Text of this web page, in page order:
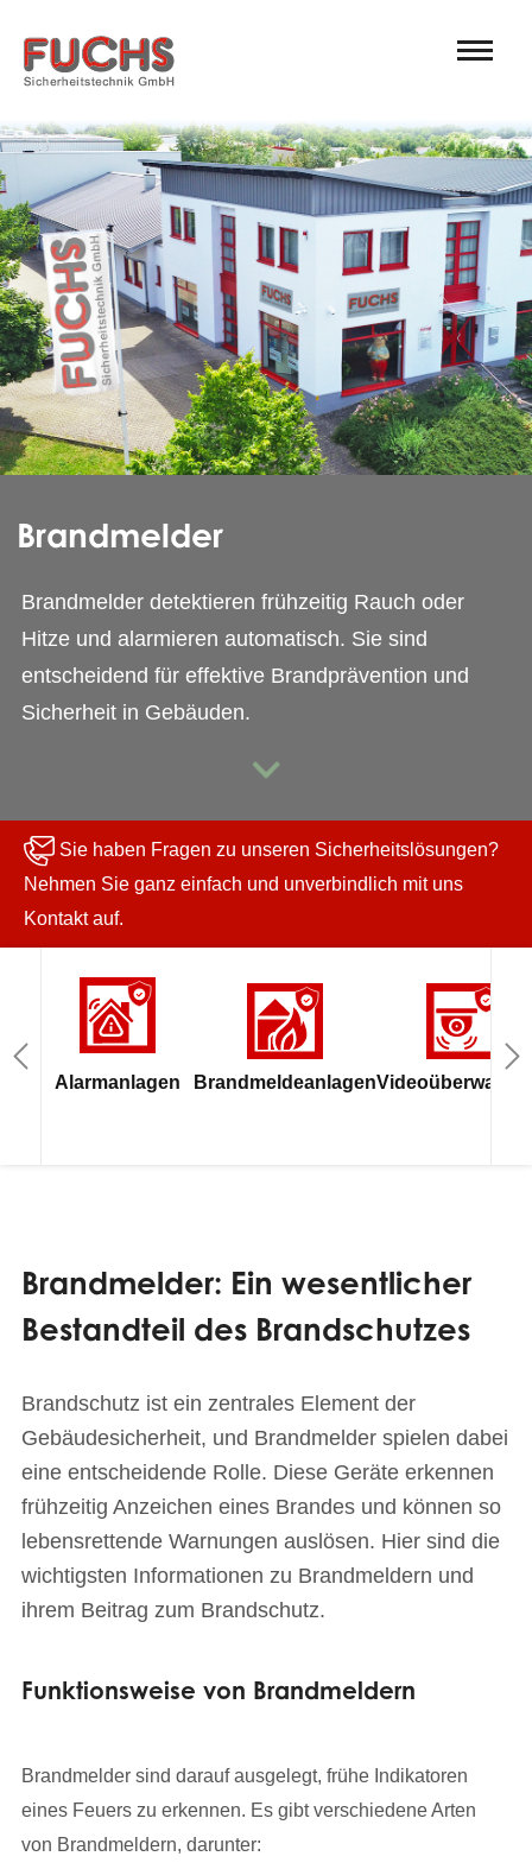
Brandmelder
Brandmelder detektieren frühzeitig Rauch oder
Hitze und alarmieren automatisch. Sie sind
entscheidend für effektive Brandprävention und
Sicherheit in Gebäuden.
Sie haben Fragen zu unseren Sicherheitslösungen?
Nehmen Sie ganz einfach und unverbindlich mit uns
Kontakt auf.
Alarmanlagen Brandmeldeanlagen
Brandmelder: Ein wesentlicher
Bestandteil des Brandschutzes
Brandschutz ist ein zentrales Element der
Gebäudesicherheit, und Brandmelder spielen dabei
eine entscheidende Rolle. Diese Geräte erkennen
frühzeitig Anzeichen eines Brandes und können so
lebensrettende Warnungen auslösen. Hier sind die
wichtigsten Informationen zu Brandmeldern und
ihrem Beitrag zum Brandschutz.
Funktionsweise von Brandmeldern
Brandmelder sind darauf ausgelegt, frühe Indikatoren
eines Feuers zu erkennen. Es gibt verschiedene Arten
von Brandmeldern, darunter: